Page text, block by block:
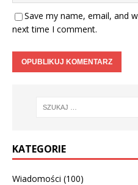
Save my name, email, and
next time I comment.
KATEGORIE
Wiadomości (100)